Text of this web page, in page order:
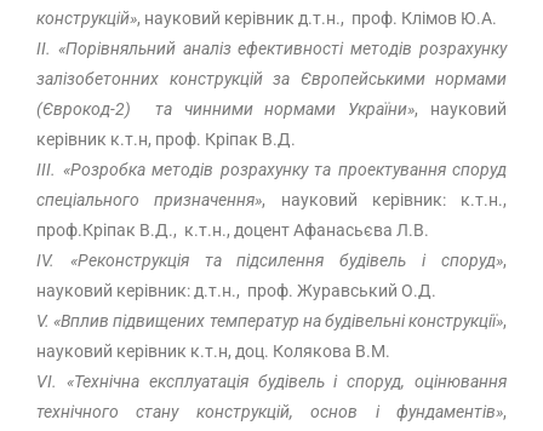
конструкцій», науковий керівник д.т.н., проф. Клімов Ю.А.
ІІ. «Порівняльний аналіз ефективності методів розрахунку
залізобетонних конструкцій за Європейськими нормами
(Єврокод-2) та чинними нормами України», науковий
керівник к.т.н, проф. Кріпак В.Д.
ІІІ. «Розробка методів розрахунку та проектування споруд
спеціального призначення», науковий керівник: к.т.н.,
проф.Кріпак В.Д., к.т.н., доцент Афанасьєва Л.В.
ІV. «Реконструкція та підсилення будівель і споруд»,
науковий керівник: д.т.н., проф. Журавський О.Д.
V. «Вплив підвищених температур на будівельні конструкції»,
науковий керівник к.т.н, доц. Колякова В.М.
VІ. «Технічна експлуатація будівель і споруд, оцінювання
технічного стану конструкцій, основ і фундаментів»,